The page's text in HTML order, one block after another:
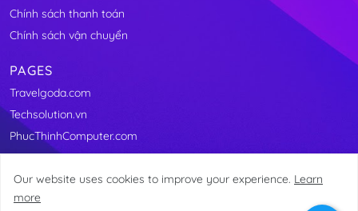
Chính sách thanh toán
Chính sách vận chuyển
PAGES
Travelgoda.com
Techsolution.vn
PhucThinhComputer.com
Our website uses cookies to improve your experience. Learn
more